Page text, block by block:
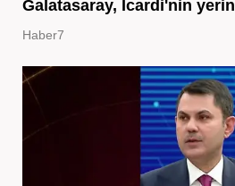
Galatasaray, Icardi'nin
Haber7